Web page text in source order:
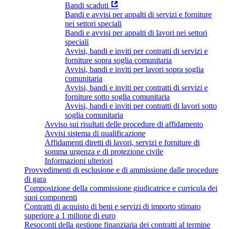
Bandi scaduti
Bandi e avvisi per appalti di servizi e forniture
nei settori speciali
Bandi e avvisi per appalti di lavori nei settori
speciali
Avvisi, bandi e inviti per contratti di servizi e
forniture sopra soglia comunitaria
Avvisi, bandi e inviti per lavori sopra soglia
comunitaria
Avvisi, bandi e inviti per contratti di servizi e
forniture sotto soglia comunitaria
Avvisi, bandi e inviti per contratti di lavori sotto
soglia comunitaria
Avviso sui risultati delle procedure di affidamento
Avvisi sistema di qualificazione
Affidamenti diretti di lavori, servizi e forniture di
somma urgenza e di protezione civile
Informazioni ulteriori
Provvedimenti di esclusione e di ammissione dalle procedure
di gara
Composizione della commissione giudicatrice e curricula dei
suoi componenti
Contratti di acquisto di beni e servizi di importo stimato
superiore a 1 milione di euro
Resoconti della gestione finanziaria dei contratti al termine